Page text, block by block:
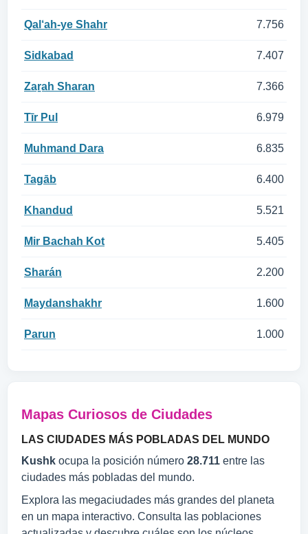
Qal‘ah-ye Shahr 7.756
Sidkabad 7.407
Zaṟah Sharan 7.366
Tīr Pul 6.979
Muhmand Dara 6.835
Tagāb 6.400
Khandud 5.521
Mir Bachah Kot 5.405
Sharán 2.200
Maydanshakhr 1.600
Parun 1.000
Mapas Curiosos de Ciudades
LAS CIUDADES MÁS POBLADAS DEL MUNDO
Kushk ocupa la posición número 28.711 entre las
ciudades más pobladas del mundo.
Explora las megaciudades más grandes del planeta
en un mapa interactivo. Consulta las poblaciones